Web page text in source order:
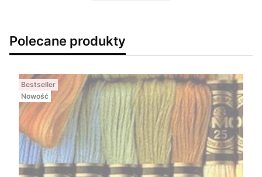
Polecane produkty
Bestseller
Nowość